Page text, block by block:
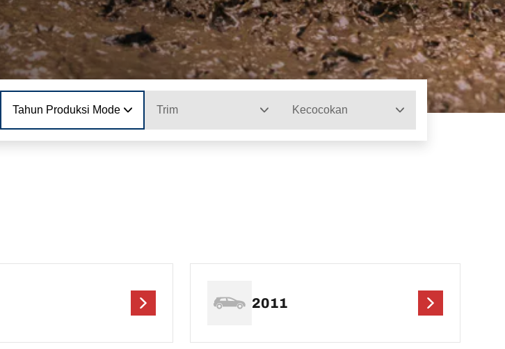
Tahun Produksi Model Trim Kecocokan
2011